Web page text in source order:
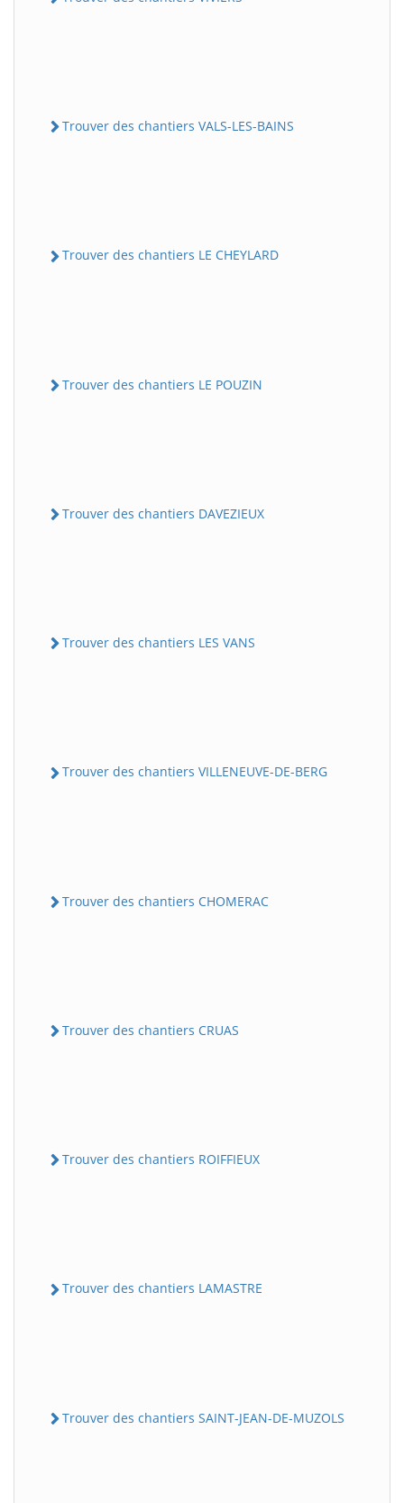
Trouver des chantiers VALS-LES-BAINS
Trouver des chantiers LE CHEYLARD
Trouver des chantiers LE POUZIN
Trouver des chantiers DAVEZIEUX
Trouver des chantiers LES VANS
Trouver des chantiers VILLENEUVE-DE-BERG
Trouver des chantiers CHOMERAC
Trouver des chantiers CRUAS
Trouver des chantiers ROIFFIEUX
Trouver des chantiers LAMASTRE
Trouver des chantiers SAINT-JEAN-DE-MUZOLS